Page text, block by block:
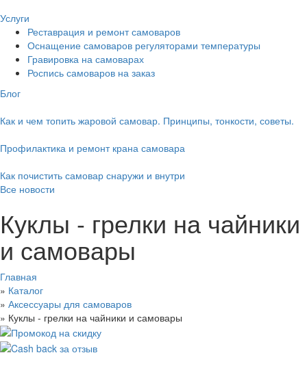
Услуги
Реставрация и ремонт самоваров
Оснащение самоваров регуляторами температуры
Гравировка на самоварах
Роспись самоваров на заказ
Блог
Как и чем топить жаровой самовар. Принципы, тонкости, советы.
Профилактика и ремонт крана самовара
Как почистить самовар снаружи и внутри
Все новости
Куклы - грелки на чайники
и самовары
Главная
» Каталог
» Аксессуары для самоваров
» Куклы - грелки на чайники и самовары